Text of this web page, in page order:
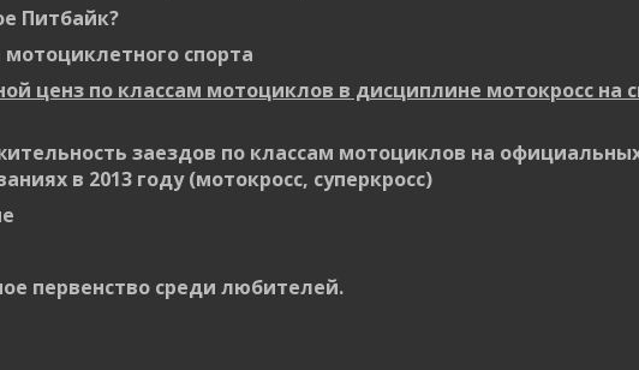
Питбайк?
спорта
ценз по классам мотоциклов в дисциплине мотокросс на
заездов по классам мотоциклов на
в 2013 году (мотокросс, суперкросс)
первенство среди любителей.